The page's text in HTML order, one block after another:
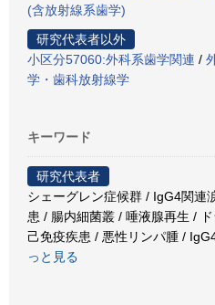
(含放射線系歯学)
研究代表者以外
小区分57060:外科系歯学関連 /
学・歯科放射線学
キーワード
研究代表者
シェーグレン症候群 / IgG4関連
患 / 腸内細菌叢 / 唾液腺再生 /
己免疫疾患 / 悪性リンパ腫 /
っと見る